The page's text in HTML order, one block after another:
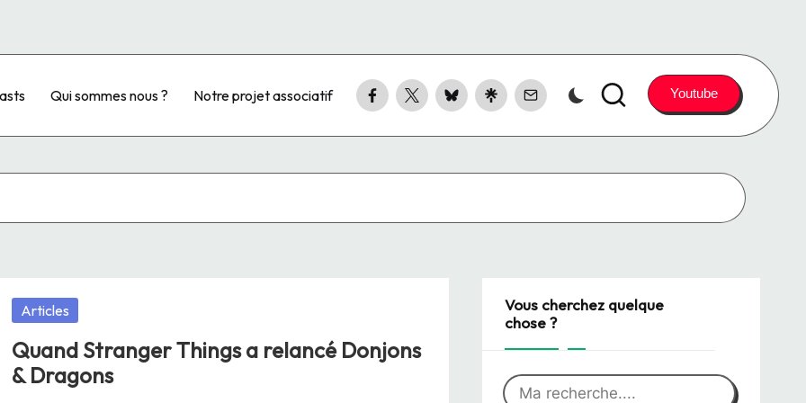
Qui sommes nous ? Notre projet associatif Facebook
X
BlueskyLinkTreeContact Youtube
Posted
Articles
Quand Stranger Things a relancé Donjons
& Dragons
Vous cherchez quelque
chose ?